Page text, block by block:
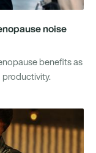
noise
benefits as
productivity.